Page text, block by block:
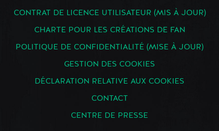
CONTRAT DE LICENCE UTILISATEUR (MIS À JOUR)
CHARTE POUR LES CRÉATIONS DE FAN
POLITIQUE DE CONFIDENTIALITÉ (MISE À JOUR)
GESTION DES COOKIES
DÉCLARATION RELATIVE AUX COOKIES
CONTACT
CENTRE DE PRESSE